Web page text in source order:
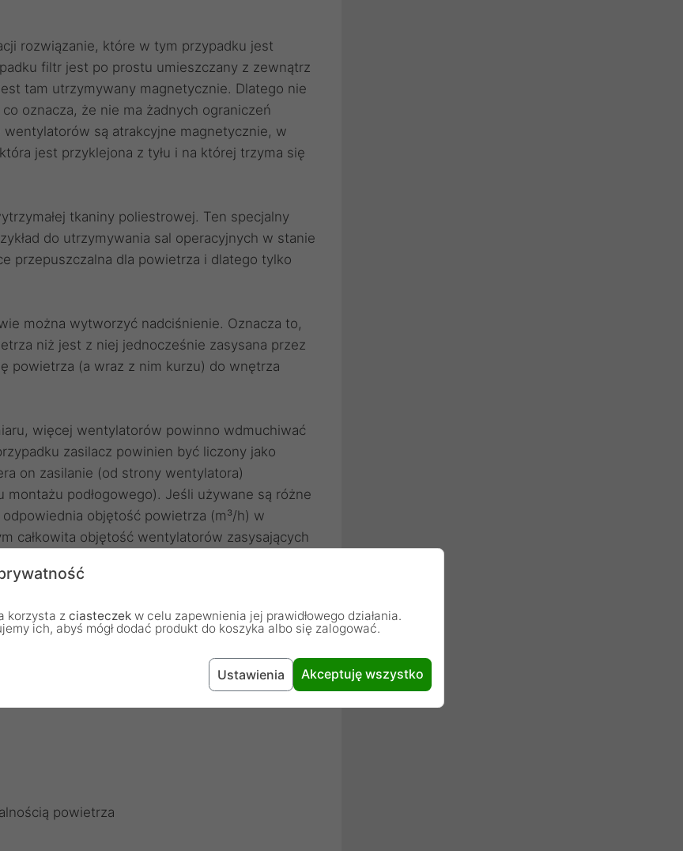
rozwiązanie, które w tym przypadku jest
filtr jest po prostu umieszczany z zewnątrz
tam utrzymywany magnetycznie. Dlatego nie
oznacza, że nie ma żadnych ograniczeń
są atrakcyjne magnetycznie, w
jest przyklejona z tyłu i na której trzyma się
tkaniny poliestrowej. Ten specjalny
do utrzymywania sal operacyjnych w stanie
przepuszczalna dla powietrza i dlatego tylko
można wytworzyć nadciśnienie. Oznacza to,
niż jest z niej jednocześnie zasysana przez
powietrza (a wraz z nim kurzu) do wnętrza
więcej wentylatorów powinno wdmuchiwać
zasilacz powinien być liczony jako
on zasilanie (od strony wentylatora)
podłogowego). Jeśli używane są różne
objętość powietrza (m³/h) w
całkowita objętość wentylatorów zasysających
powinien być wypoziomowany i
razie mogą one pogorszyć przyczepność do
powietrza
korzysta z ciasteczek w celu zapewnienia jej prawidłowego działania.
ich, abyś mógł dodać produkt do koszyka albo się zalogować.
Ustawienia Akceptuję wszystko